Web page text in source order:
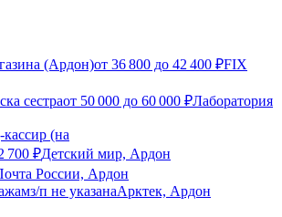
(Ардон)от 36 800 до 42 400 ₽FIX
сестраот 50 000 до 60 000 ₽Лаборатория
(на
700 ₽Детский мир, Ардон
России, Ардон
з/п не указанаАрктек, Ардон